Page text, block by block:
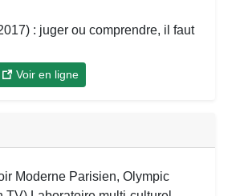
: juger ou comprendre, il faut
Voir en ligne
Moderne Parisien, Olympic